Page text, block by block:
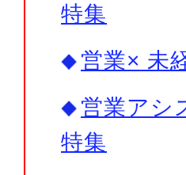
特集
営業× 未
営業アシ
特集